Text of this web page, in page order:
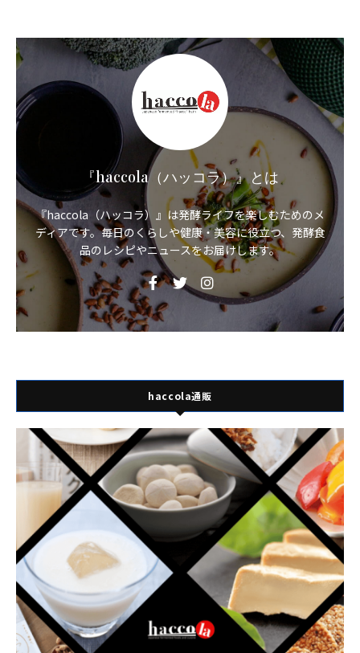
『haccola（ハッコラ）』とは
『haccola（ハッコラ）』は発酵ライフを楽しむためのメ
ディアです。毎日のくらしや健康・美容に役立つ、発酵食
品のレシピやニュースをお届けします。
haccola通販